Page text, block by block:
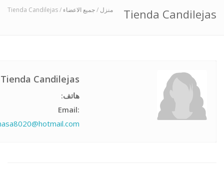
Tienda Candilejas منزل /جميع الاعضاء / Tienda Candilejas
Tienda Candilejas
هاتف:
Email: